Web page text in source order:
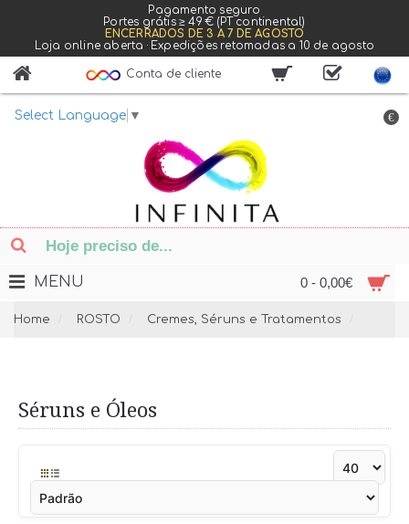
Pagamento seguro
Portes grátis ≥ 49 € (PT continental)
ENCERRADOS DE 3 A 7 DE AGOSTO
Loja online aberta · Expedições retomadas a 10 de agosto
Select Language ▼
Conta de cliente
€
0 - 0,00€
MENU
Home ROSTO Cremes, Séruns e Tratamentos
Séruns e Óleos